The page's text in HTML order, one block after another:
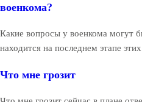
военкома?
Какие вопросы у военкома могут
находится на последнем этапе
Что мне грозит